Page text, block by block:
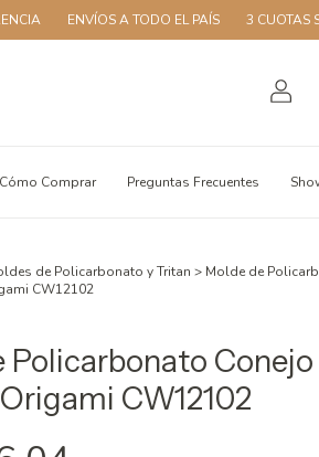
ENVÍOS A TODO EL PAÍS 3 CUOTAS SIN
Cómo Comprar Preguntas Frecuentes
de Policarbonato y Tritan > Molde de
CW12102
Policarbonato Conejo
CW12102